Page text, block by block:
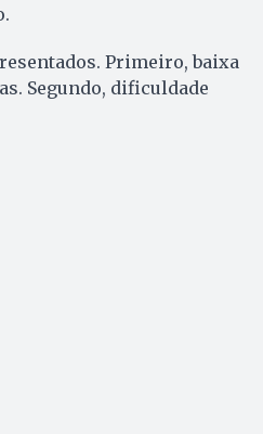
Primeiro, baixa
Segundo, dificuldade